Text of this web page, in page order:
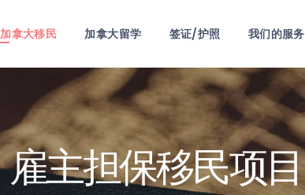
加拿大移民 加拿大留学 签证/护照 我们的服务
雇主担保移民项目
加拿大移民
加拿大留学
签证/护照